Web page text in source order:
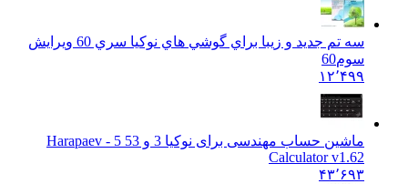
سه تم جديد و زيبا براي گوشي هاي نوکيا سري 60 ويرايش
سوم60
۱۲٬۴۹۹
ماشین حساب مهندسی برای نوکیا 3 و 5
3 5 - Harapaev
Calculator v1.62
۴۳٬۶۹۳